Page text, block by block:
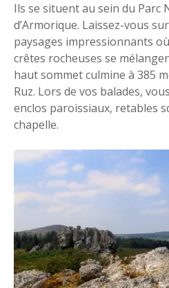
Ils se situent au sein du Parc
d’Armorique. Laissez-vous
paysages impressionnants
crêtes rocheuses se
haut sommet culmine à 385
Ruz. Lors de vos balades,
enclos paroissiaux, retables
chapelle.